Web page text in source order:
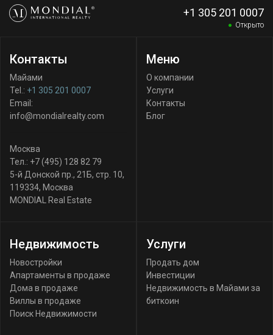
+1 305 201 0007
Открыто
Контакты
Майами
Tel.: +1 305 201 0007
Email:
info@mondialrealty.com
Москва
Тел.: +7 (495) 128 82 79
5-й Донской пр., 21Б, стр. 10,
119334, Москва
MONDIAL Real Estate
Меню
О компании
Услуги
Контакты
Блог
Недвижимость
Новостройки
Апартаменты в продаже
Дома в продаже
Виллы в продаже
Поиск Недвижимости
Услуги
Продать дом
Инвестиции
Недвижимость в Майами за
биткоин